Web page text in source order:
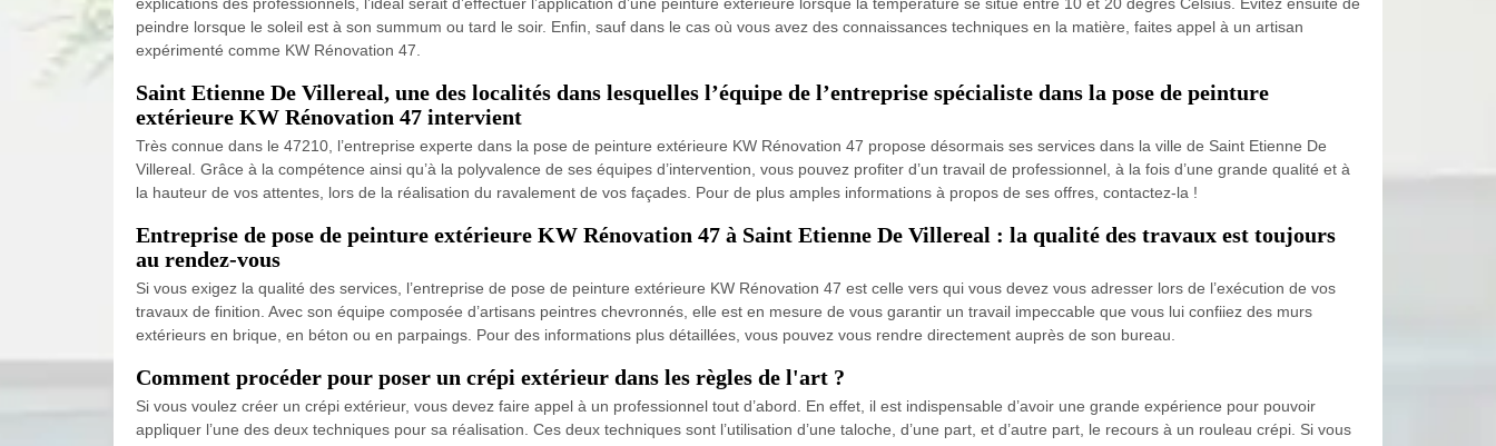
peindre lorsque le soleil est à son summum ou tard le soir. Enfin, sauf dans le cas où vous avez des connaissances techniques en la matière, faites appel à un artisan
expérimenté comme KW Rénovation 47.
Saint Etienne De Villereal, une des localités dans lesquelles l’équipe de l’entreprise spécialiste dans la pose de peinture
extérieure KW Rénovation 47 intervient
Très connue dans le 47210, l’entreprise experte dans la pose de peinture extérieure KW Rénovation 47 propose désormais ses services dans la ville de Saint Etienne De
Villereal. Grâce à la compétence ainsi qu’à la polyvalence de ses équipes d’intervention, vous pouvez profiter d’un travail de professionnel, à la fois d’une grande qualité et à
la hauteur de vos attentes, lors de la réalisation du ravalement de vos façades. Pour de plus amples informations à propos de ses offres, contactez-la !
Entreprise de pose de peinture extérieure KW Rénovation 47 à Saint Etienne De Villereal : la qualité des travaux est toujours
au rendez-vous
Si vous exigez la qualité des services, l’entreprise de pose de peinture extérieure KW Rénovation 47 est celle vers qui vous devez vous adresser lors de l’exécution de vos
travaux de finition. Avec son équipe composée d’artisans peintres chevronnés, elle est en mesure de vous garantir un travail impeccable que vous lui confiiez des murs
extérieurs en brique, en béton ou en parpaings. Pour des informations plus détaillées, vous pouvez vous rendre directement auprès de son bureau.
Comment procéder pour poser un crépi extérieur dans les règles de l'art ?
Si vous voulez créer un crépi extérieur, vous devez faire appel à un professionnel tout d’abord. En effet, il est indispensable d’avoir une grande expérience pour pouvoir
appliquer l’une des deux techniques pour sa réalisation. Ces deux techniques sont l’utilisation d’une taloche, d’une part, et d’autre part, le recours à un rouleau crépi. Si vous